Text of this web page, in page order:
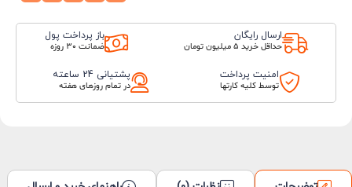
ارسال رایگان
حداقل خرید 5 میلیون تومان
باز پرداخت پول
ضمانت 30 روزه
امنیت پرداخت
توسط کلیه کارتها
پشتیانی 24 ساعته
در تمام روزهای هفته